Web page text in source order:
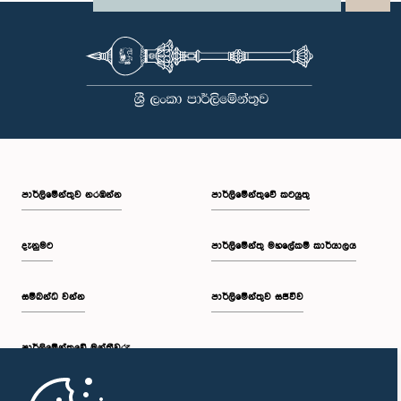
වැදගත්කම පිළිබඳව නිසි අවබෝධයකින් යුතුව තම ක්‍රියාවන්හි බරපතලකම
වරප්‍රසාද පිළිබඳ කාරක සභාව සහ පොදු ව්‍යාපාර පිළිබඳ කාරක සභාවේ
සභාපතිවරයා විසින් ඒ පිළිබඳව නිසි පරිදි සලකා බැලීමෙන් අනතුරුව, ඉහත
කී නිලධාරීන්ට සමාව ලබා දෙන ලෙස කරන ලද ඉල්ලීම පිළිගන්නා
ලදී. පාර්ලිමේන්තු කාරක සභා රැස්වීම් සඳහා පෙනී සිටින සියලුම පුද්ගලයන්
සෑම අවස්ථාවකදීම ඉහළම මට්ටමින් ආචාරධර්ම හා හැසිරීම් අනුගමනය
පාර්ලිමේන්තුවේ ගරුත්වය හා අධිකාරිය ආරක්ෂා කරමින් කටයුතු කිරීමත්
පාර්ලි‌මේන්තුව නරඹන්න
දැනුමට
සම්බන්ධ වන්න
පාර්ලි‌මේන්තුවේ මන්ත්‍රීවරු
පාර්ලිමේන්තුවේ කටයුතු
පාර්ලිමේන්තු මහලේකම් කාර්යාලය
පාර්ලිමේන්තුව සජීවීව